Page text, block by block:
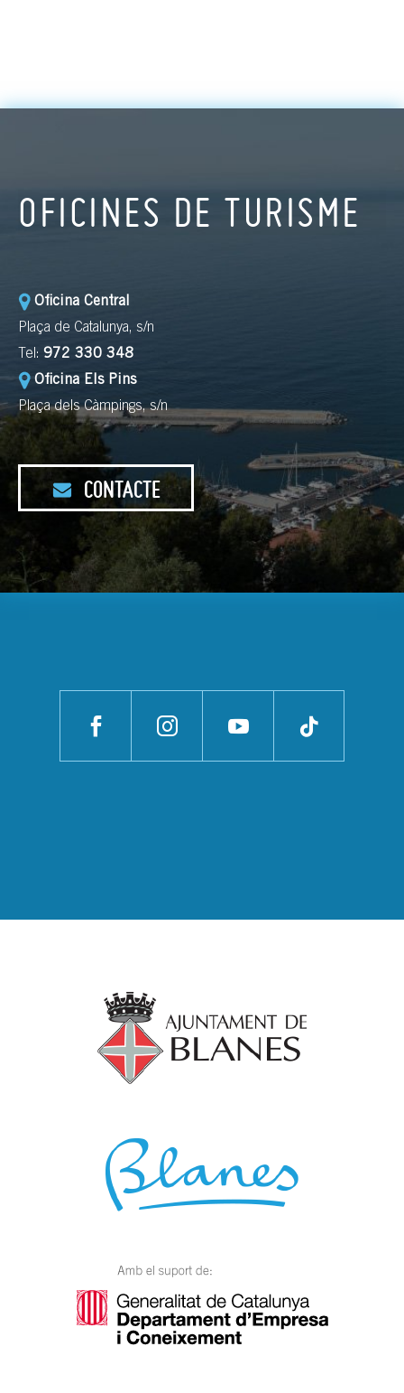
OFICINES DE TURISME
Oficina Central
Plaça de Catalunya, s/n
Tel: 972 330 348
Oficina Els Pins
Plaça dels Càmpings, s/n
CONTACTE